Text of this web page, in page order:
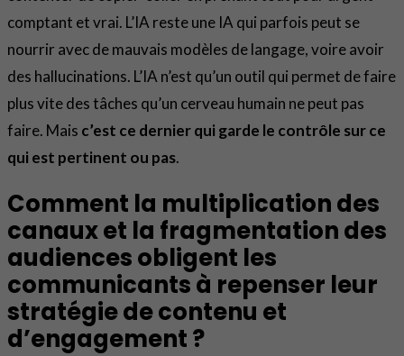
comptant et vrai. L’IA reste une IA qui parfois peut se
nourrir avec de mauvais modèles de langage, voire avoir
des hallucinations. L’IA n’est qu’un outil qui permet de faire
plus vite des tâches qu’un cerveau humain ne peut pas
faire. Mais c’est ce dernier qui garde le contrôle sur ce
qui est pertinent ou pas.
Comment la multiplication des
canaux et la fragmentation des
audiences obligent les
communicants à repenser leur
stratégie de contenu et
d’engagement ?